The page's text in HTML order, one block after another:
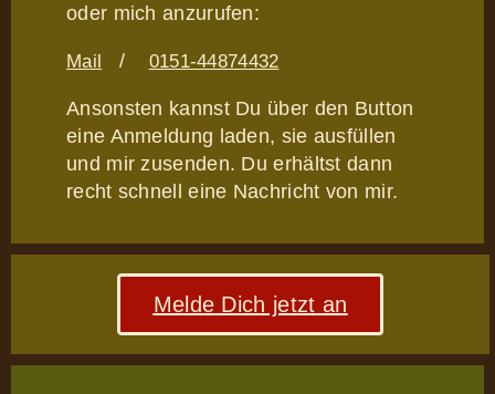
oder mich anzurufen:
Mail / 0151-44874432
Ansonsten kannst Du über den Button
eine Anmeldung laden, sie ausfüllen
und mir zusenden. Du erhältst dann
recht schnell eine Nachricht von mir.
Melde Dich jetzt an